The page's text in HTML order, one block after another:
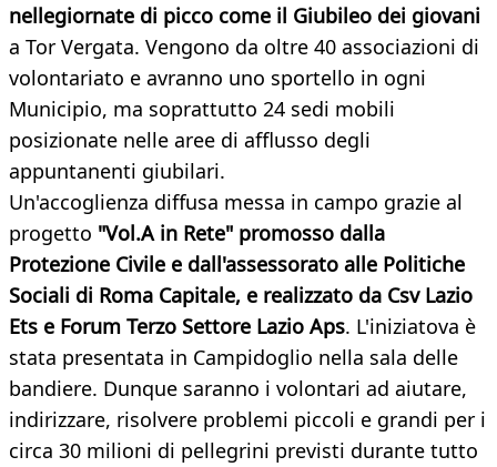
nellegiornate di picco come il Giubileo dei giovani
a Tor Vergata. Vengono da oltre 40 associazioni di
volontariato e avranno uno sportello in ogni
Municipio, ma soprattutto 24 sedi mobili
posizionate nelle aree di afflusso degli
appuntanenti giubilari.
Un'accoglienza diffusa messa in campo grazie al
progetto "Vol.A in Rete" promosso dalla
Protezione Civile e dall'assessorato alle Politiche
Sociali di Roma Capitale, e realizzato da Csv Lazio
Ets e Forum Terzo Settore Lazio Aps. L'iniziatova è
stata presentata in Campidoglio nella sala delle
bandiere. Dunque saranno i volontari ad aiutare,
indirizzare, risolvere problemi piccoli e grandi per i
circa 30 milioni di pellegrini previsti durante tutto